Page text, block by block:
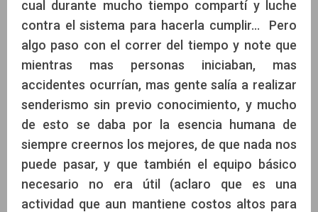
cual durante mucho tiempo compartí y luche
contra el sistema para hacerla cumplir… Pero
algo paso con el correr del tiempo y note que
mientras mas personas iniciaban, mas
accidentes ocurrían, mas gente salía a realizar
senderismo sin previo conocimiento, y mucho
de esto se daba por la esencia humana de
siempre creernos los mejores, de que nada nos
puede pasar, y que también el equipo básico
necesario no era útil (aclaro que es una
actividad que aun mantiene costos altos para